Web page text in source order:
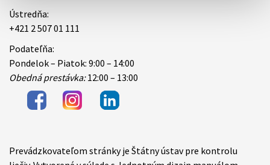
Ústredňa:
+421 2 507 01 111
Podateľňa:
Pondelok – Piatok: 9:00 – 14:00
Obedná prestávka:12:00 – 13:00
Items
Prevádzkovateľom stránky je Štátny ústav pre kontrolu